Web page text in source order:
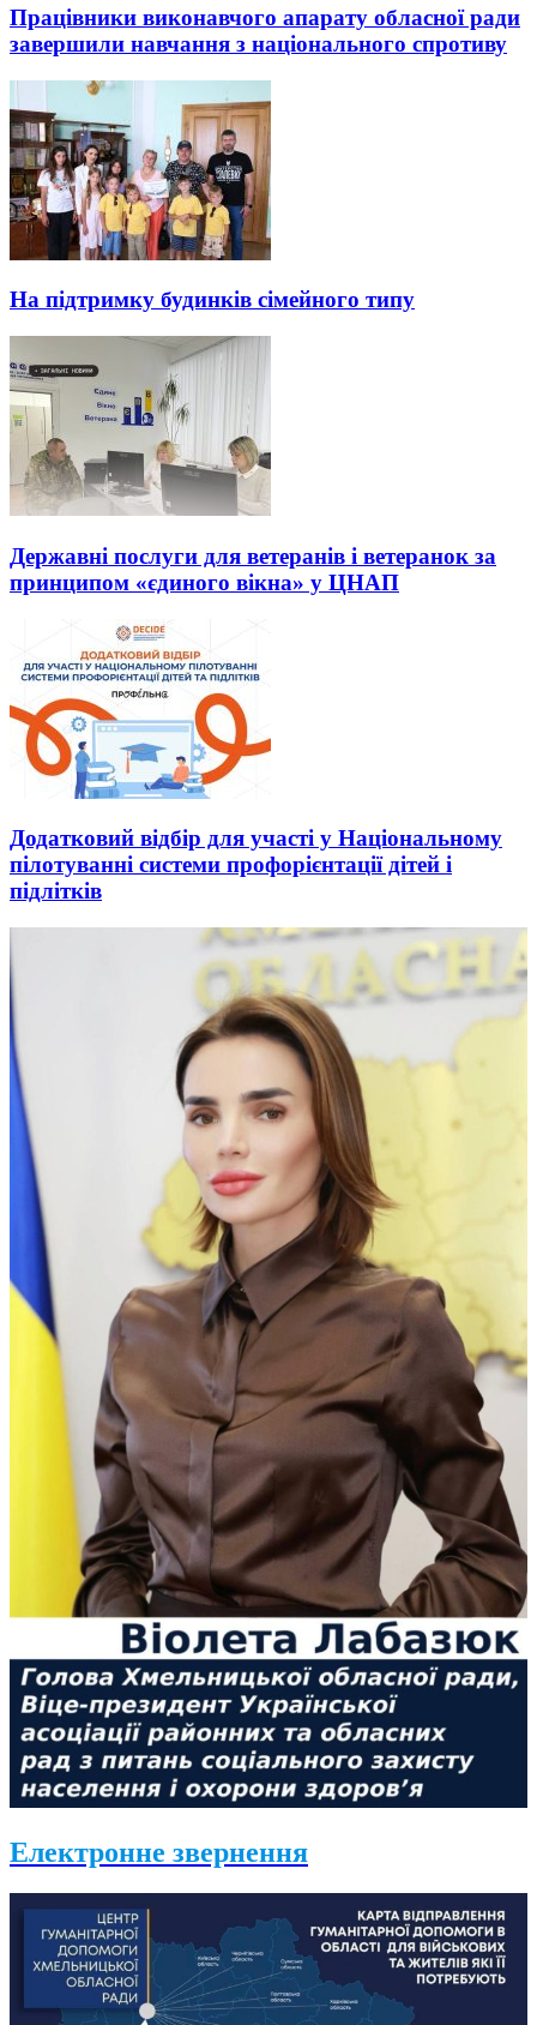
Працівники виконавчого апарату обласної ради
завершили навчання з національного спротиву
На підтримку будинків сімейного типу
Державні послуги для ветеранів і ветеранок за
принципом «єдиного вікна» у ЦНАП
Додатковий відбір для участі у Національному
пілотуванні системи профорієнтації дітей і
підлітків
Електронне звернення